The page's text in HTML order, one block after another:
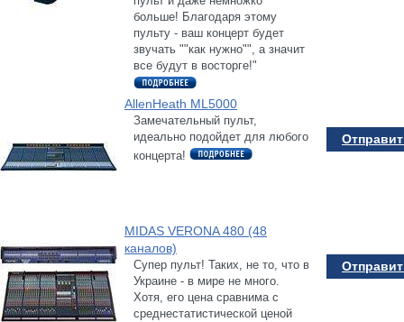
больше! Благодаря этому
пульту - ваш концерт будет
звучать ""как нужно"", а значит
все будут в восторге!"
AllenHeath ML5000
Замечательный пульт,
идеально подойдет для любого
концерта!
MIDAS VERONA 480 (48
каналов)
Супер пульт! Таких, не то, что в
Украине - в мире не много.
Хотя, его цена сравнима с
среднестатистической ценой